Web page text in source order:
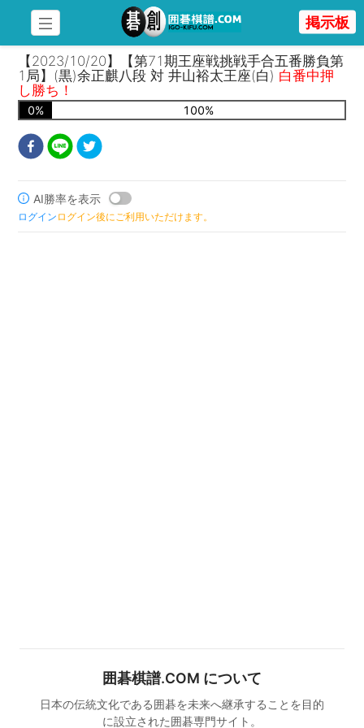
掲示板
【2023/10/20】【第71期王座戦挑戦手合五番勝負第
1局】(黒)余正麒八段 対 井山裕太王座(白) 白番中押
し勝ち！
0% 100%
AI勝率を表示
ログイン ログイン後にご利用いただけます。
囲碁棋譜.COM について
日本の伝統文化である囲碁を未来へ継承することを目的
に設立された囲碁専門サイト。